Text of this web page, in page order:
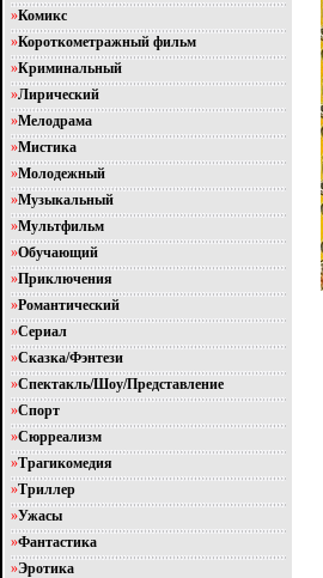
»Комикс
»Короткометражный фильм
»Криминальный
»Лирический
»Мелодрама
»Мистика
»Молодежный
»Музыкальный
»Мультфильм
»Обучающий
»Приключения
»Романтический
»Сериал
»Сказка/Фэнтези
»Спектакль/Шоу/Представление
»Спорт
»Сюрреализм
»Трагикомедия
»Триллер
»Ужасы
»Фантастика
»Эротика